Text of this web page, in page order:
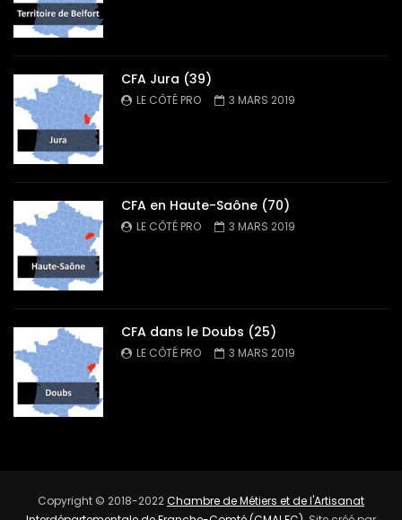
CFA Jura (39)
LE CÔTÉ PRO 3 MARS 2019
CFA en Haute-Saône (70)
LE CÔTÉ PRO 3 MARS 2019
CFA dans le Doubs (25)
LE CÔTÉ PRO 3 MARS 2019
Copyright © 2018-2022Chambre de Métiers et de l'Artisanat